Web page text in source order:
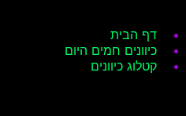
דף הבית
כיוונים חמים היום
קטלוג כיוונים